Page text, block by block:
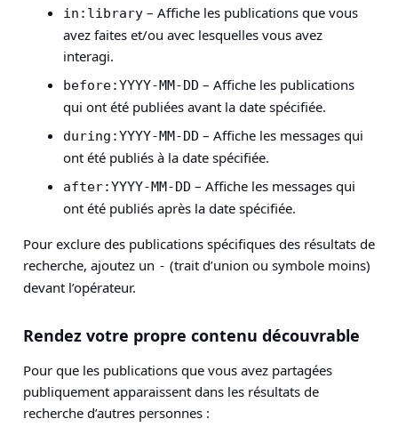
in:library – Affiche les publications que vous
avez faites et/ou avec lesquelles vous avez
interagi.
before:YYYY-MM-DD – Affiche les publications
qui ont été publiées avant la date spécifiée.
during:YYYY-MM-DD – Affiche les messages qui
ont été publiés à la date spécifiée.
after:YYYY-MM-DD – Affiche les messages qui
ont été publiés après la date spécifiée.
Pour exclure des publications spécifiques des résultats de
recherche, ajoutez un - (trait d’union ou symbole moins)
devant l’opérateur.
Rendez votre propre contenu découvrable
Pour que les publications que vous avez partagées
publiquement apparaissent dans les résultats de
recherche d’autres personnes :